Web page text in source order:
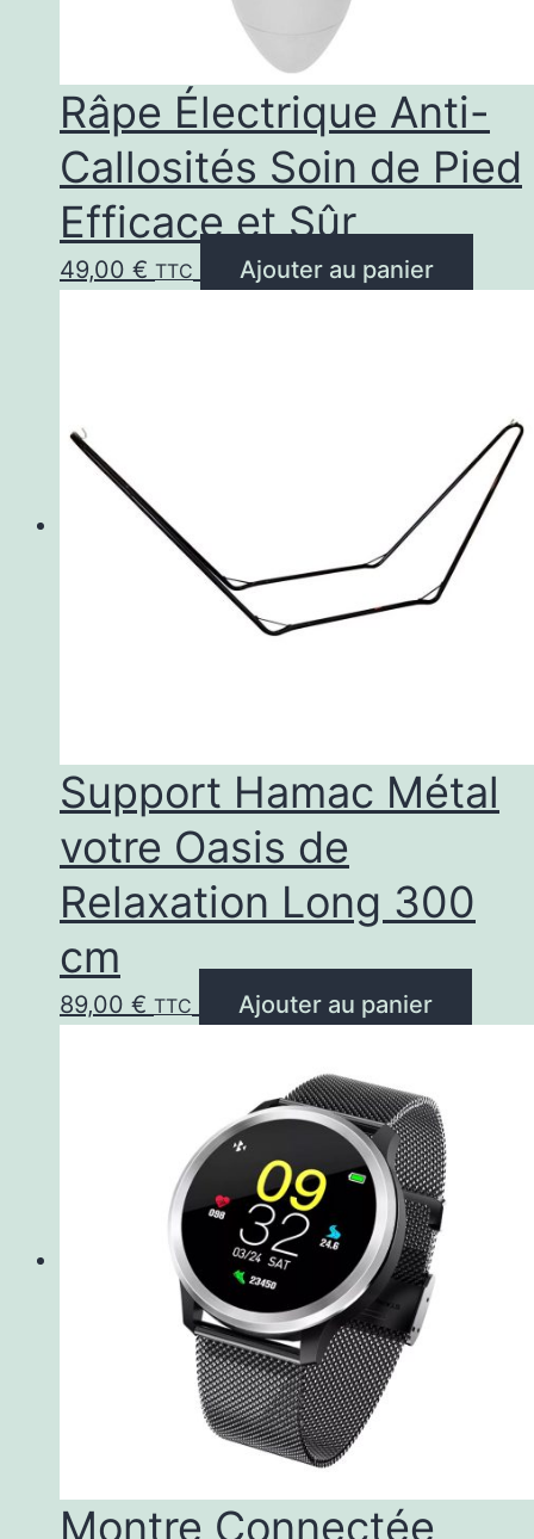
Râpe Électrique Anti-
Callosités Soin de Pied
Efficace et Sûr
49,00 € TTC Ajouter au panier
Support Hamac Métal
votre Oasis de
Relaxation Long 300
cm
89,00 € TTC Ajouter au panier
Montre Connectée